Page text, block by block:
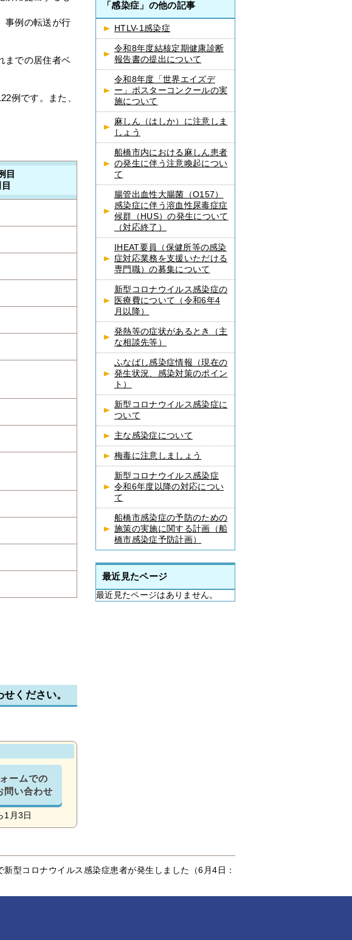
事例の転送が行
までの居住者ベ
例です。また、
目
ください。
ームでの
問い合わせ
1月3日
「感染症」の他の記事
HTLV-1感染症
令和8年度結核定期健康診断
報告書の提出について
令和8年度「世界エイズデ
ー」ポスターコンクールの実
施について
麻しん（はしか）に注意しま
しょう
船橋市内における麻しん患者
の発生に伴う注意喚起につい
て
腸管出血性大腸菌（O157）
感染症に伴う溶血性尿毒症症
候群（HUS）の発生について
（対応終了）
IHEAT要員（保健所等の感染
症対応業務を支援いただける
専門職）の募集について
新型コロナウイルス感染症の
医療費について（令和6年4
月以降）
発熱等の症状があるとき（主
な相談先等）
ふなばし感染症情報（現在の
発生状況、感染対策のポイン
ト）
新型コロナウイルス感染症に
ついて
主な感染症について
梅毒に注意しましょう
新型コロナウイルス感染症
令和6年度以降の対応につい
て
船橋市感染症の予防のための
施策の実施に関する計画（船
橋市感染症予防計画）
最近見たページ
最近見たページはありません。
新型コロナウイルス感染症患者が発生しました（6月4日：